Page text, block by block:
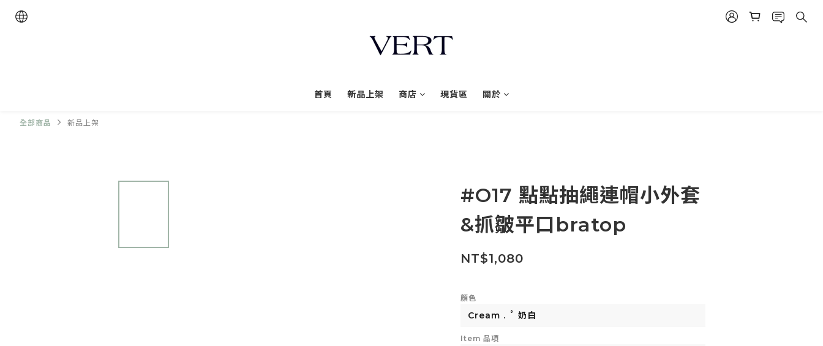
首頁 新品上架 商店 現貨區 關於
全部商品 新品上架
#O17 點點抽繩連帽小外套
&抓皺平口bratop
NT$1,080
顏色
Item 品項